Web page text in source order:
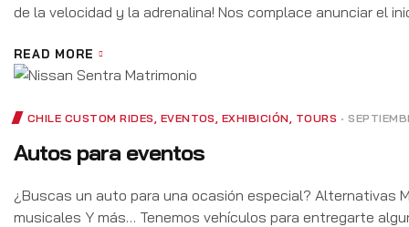
de la velocidad y la adrenalina! Nos complace anunciar el
READ MORE
CHILE CUSTOM RIDES, EVENTOS, EXHIBICIÓN, TOURS
Autos para eventos
¿Buscas un auto para una ocasión especial? Alternativas
musicales Y más… Tenemos vehículos para entregarte